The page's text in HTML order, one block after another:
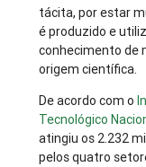
tácita, por estar
é produzido e
conhecimento de
origem científica.
De acordo com o
Tecnológico
atingiu os 2.232
pelos quatro